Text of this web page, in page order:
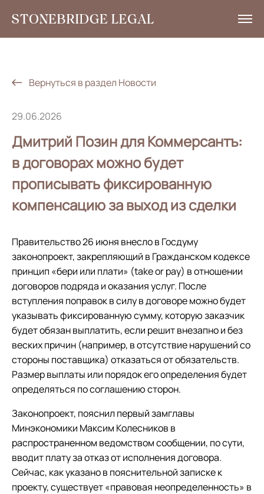
EN
+7 495 785 30 00
Вернуться в раздел Новости
29.06.2026
Дмитрий Позин для Коммерсантъ:
в договорах можно будет
прописывать фиксированную
компенсацию за выход из сделки
Правительство 26 июня внесло в Госдуму
законопроект, закрепляющий в Гражданском кодексе
принцип «бери или плати» (take or pay) в отношении
договоров подряда и оказания услуг. После
вступления поправок в силу в договоре можно будет
указывать фиксированную сумму, которую заказчик
будет обязан выплатить, если решит внезапно и без
веских причин (например, в отсутствие нарушений со
стороны поставщика) отказаться от обязательств.
Размер выплаты или порядок его определения будет
определяться по соглашению сторон.
Законопроект, пояснил первый замглавы
Минэкономики Максим Колесников в
распространенном ведомством сообщении, по сути,
вводит плату за отказ от исполнения договора.
Сейчас, как указано в пояснительной записке к
проекту, существует «правовая неопределенность» в